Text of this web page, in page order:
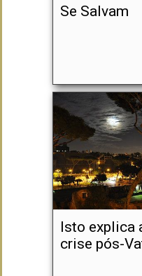
Se Salvam
Isto explica
crise pós-